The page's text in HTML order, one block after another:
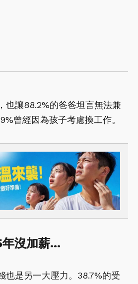
也讓88.2%的爸爸坦言無法兼
曾經因為孩子考慮換工作。
年沒加薪…
也是另一大壓力。38.7%的受